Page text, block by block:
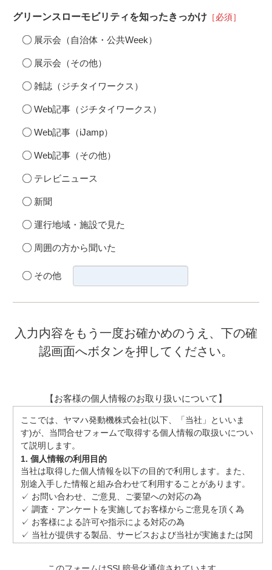
グリーンスローモビリティを知ったきっかけ［必須］
展示会（自治体・公共Week）
展示会（その他）
雑誌（ジチタイワークス）
Web記事（ジチタイワークス）
Web記事（iJamp）
Web記事（その他）
テレビニュース
新聞
運行地域・施設で見た
周囲の方から聞いた
その他
入力内容をもう一度お確かめのうえ、下の確
認画面へボタンを押してください。
【お客様の個人情報のお取り扱いについて】
ここでは、ヤマハ発動機株式会社(以下、「当社」といいま
す)が、当問合せフォームで取得する個人情報の取扱いについ
て説明します。
1. 個人情報の利用目的
当社は取得した個人情報を以下の目的で利用します。また、
別途入手した情報と組み合わせて利用することがあります。
✓ お問い合わせ、ご意見、ご要望への対応の為
✓ 調査・アンケートを実施してお客様からご意見を頂く為
✓ お客様による許可や指示による対応の為
✓ 当社が提供する製品、サービスおよび当社が実施または関
このフォームはSSL暗号化通信されています。